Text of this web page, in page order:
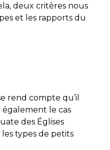
deux critères nous
et les rapports du
rend compte qu’il
également le cas
des Églises
types de petits